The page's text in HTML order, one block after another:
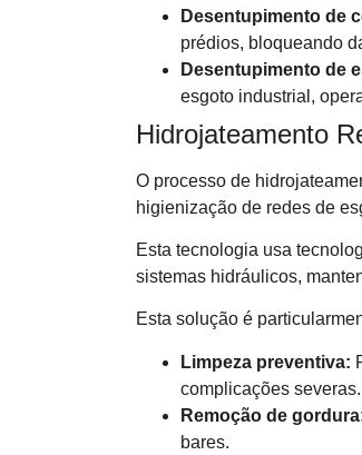
Desentupimento de
prédios, bloqueando
Desentupimento de
esgoto industrial,
Hidrojateamento
O processo de
higienização de redes de
Esta tecnologia usa
sistemas hidráulicos,
Esta solução é
Limpeza preventiva:
complicações severas.
Remoção de
bares.